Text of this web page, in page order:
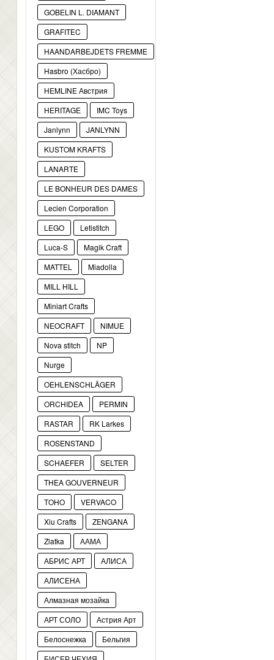
GOBELIN L. DIAMANT
GRAFITEC
HAANDARBEJDETS FREMME
Hasbro (Хасбро)
HEMLINE Австрия
HERITAGE
IMC Toys
Janlynn
JANLYNN
KUSTOM KRAFTS
LANARTE
LE BONHEUR DES DAMES
Lecien Corporation
LEGO
Letistitch
Luca-S
Magik Craft
MATTEL
Miadolla
MILL HILL
Miniart Crafts
NEOCRAFT
NIMUE
Nova stitch
NP
Nurge
OEHLENSCHLÄGER
ORCHIDEA
PERMIN
RASTAR
RK Larkes
ROSENSTAND
SCHAEFER
SELTER
THEA GOUVERNEUR
TOHO
VERVACO
Xiu Crafts
ZENGANA
Zlatka
ААМА
АБРИС АРТ
АЛИСА
АЛИСЕНА
Алмазная мозайка
АРТ СОЛО
Астрия Арт
Белоснежка
Бельгия